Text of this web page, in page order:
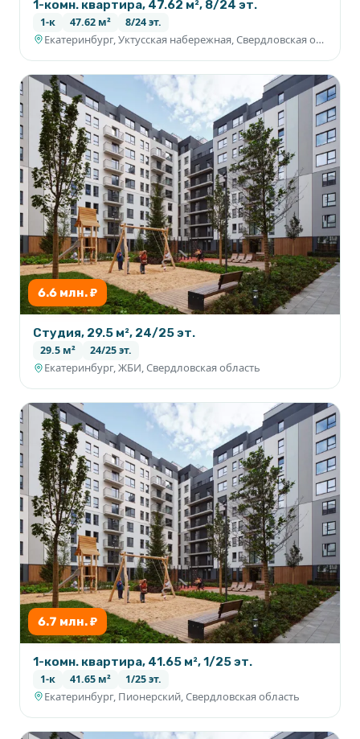
1-комн. квартира, 47.62 м², 8/24 эт.
1-к 47.62 м² 8/24 эт.
Екатеринбург, Уктусская набережная, Свердловская область
6.6 млн. ₽
Студия, 29.5 м², 24/25 эт.
29.5 м² 24/25 эт.
Екатеринбург, ЖБИ, Свердловская область
6.7 млн. ₽
1-комн. квартира, 41.65 м², 1/25 эт.
1-к 41.65 м² 1/25 эт.
Екатеринбург, Пионерский, Свердловская область